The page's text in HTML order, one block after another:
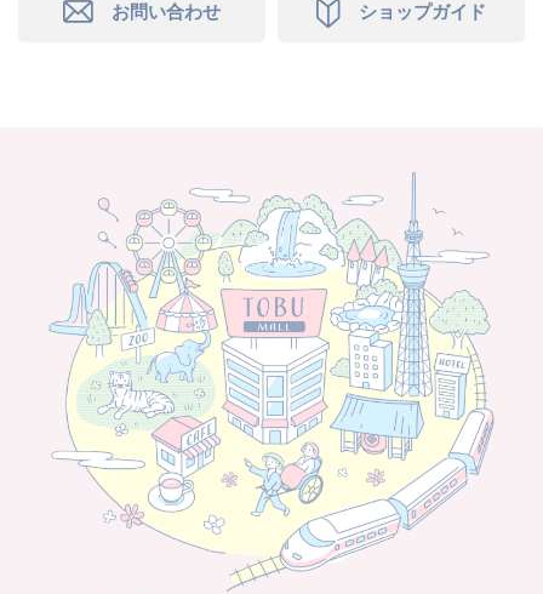
お問い合わせ ショップガイド